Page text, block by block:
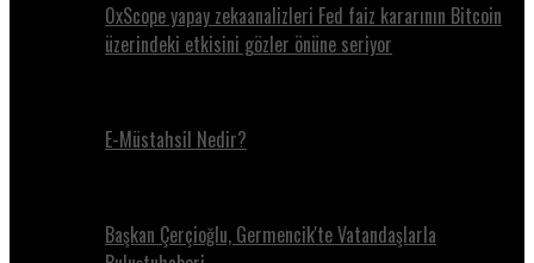
0xScope yapay zekaanalizleri Fed faiz kararının Bitcoin
üzerindeki etkisini gözler önüne seriyor
E-Müstahsil Nedir?
Başkan Çerçioğlu, Germencik'te Vatandaşlarla